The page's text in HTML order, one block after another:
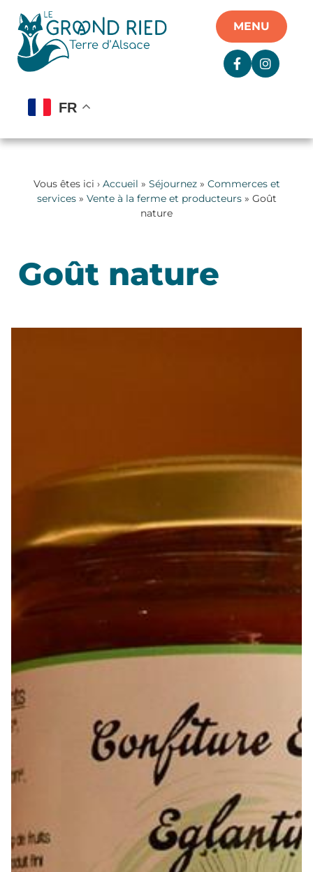
MENU
FR
Vous êtes ici › Accueil » Séjournez» Commerces et
services» Vente à la ferme et producteurs» Goût
nature
Goût nature
Panneau de gestion des cookies